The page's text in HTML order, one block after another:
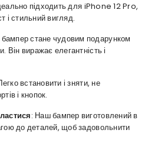
підходить для iPhone 12 Pro,
і стильний вигляд.
стане чудовим подарунком
виражає елегантність і
встановити і зняти, не
і кнопок.
: Наш бампер виготовлений в
до деталей, щоб задовольнити